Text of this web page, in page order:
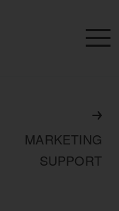
MARKETING
SUPPORT